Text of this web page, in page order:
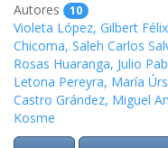
Autores 10
Violeta López, Gilbert Félix
Chicoma, Saleh Carlos
Rosas Huaranga, Julio
Letona Pereyra, María
Castro Grández, Miguel
Kosme